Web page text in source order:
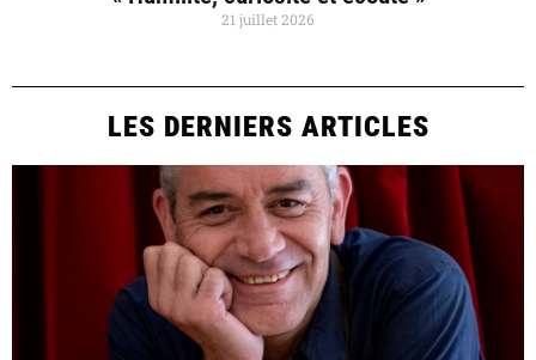
21 juillet 2026
LES DERNIERS ARTICLES